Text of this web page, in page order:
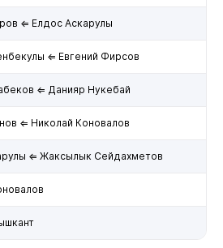
⇐ Елдос Аскарулы
⇐ Евгений Фирсов
⇐ Данияр Нукебай
⇐ Николай Коновалов
⇐ Жаксылык Сейдахметов